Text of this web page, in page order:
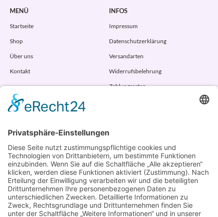
MENÜ
Startseite
Shop
Über uns
Kontakt
INFOS
Impressum
Datenschutzerklärung
Versandarten
Widerrufsbelehrung
Zahlungsarten
ADRESSE
Randstr. 28
47804 Krefeld
+49 176 58266120
+49 176 58266120
+48 609 953 066